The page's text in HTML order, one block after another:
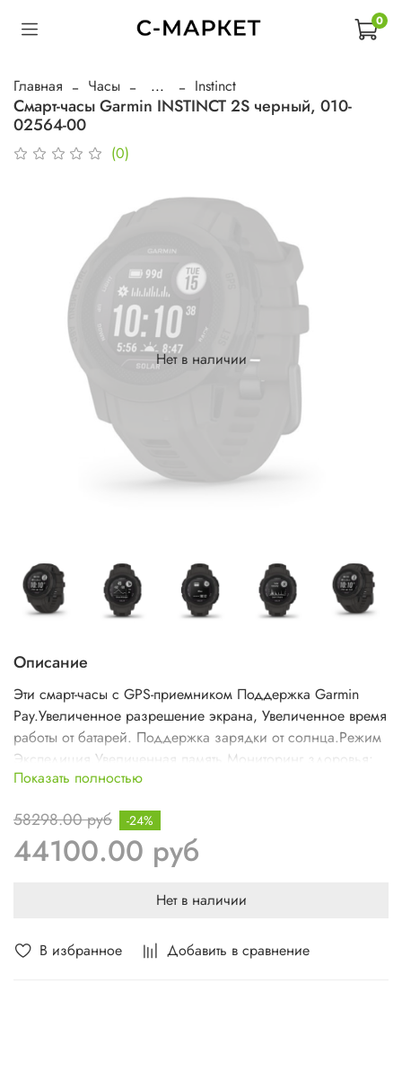
0
Главная Часы ... Instinct
Смарт-часы Garmin INSTINCT 2S черный, 010-
02564-00
(0)
В избранное Добавить в сравнение
Нет в наличии
Описание
Эти смарт-часы с GPS-приемником Поддержка Garmin
Pay.Увеличенное разрешение экрана, Увеличенное время
работы от батарей. Поддержка зарядки от солнца.Режим
Экспедиция.Увеличенная память.Мониторинг здоровья:
частота дыхания, PulseOx
Connect IQ (циферблаты, поля данных, виджеты и
приложения).Режим экономии энергии
Показать полностью
58298.00 руб
44100.00 руб
-24%
Нет в наличии